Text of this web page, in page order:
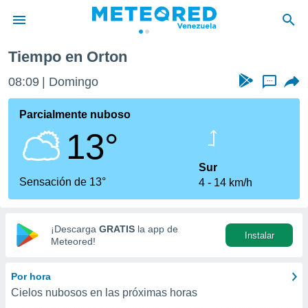
de
ha
que se
calidad.
a este
las
y
digital
basada
Tiempo en Orton
08:09 Domingo ...
Parcialmente nuboso
13°
Sensación de 13°
Sur
4
14 km/h
¡Descarga GRATIS la app de
Meteored!
Instalar
Por hora
Cielos nubosos en las próximas horas